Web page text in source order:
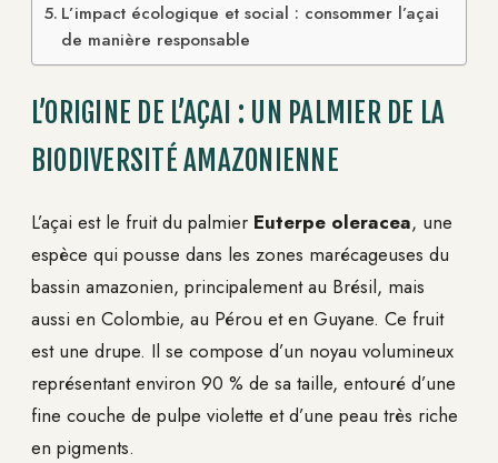
L’impact écologique et social : consommer l’açai
de manière responsable
L’ORIGINE DE L’AÇAI : UN PALMIER DE LA
BIODIVERSITÉ AMAZONIENNE
L’açai est le fruit du palmier Euterpe oleracea, une
espèce qui pousse dans les zones marécageuses du
bassin amazonien, principalement au Brésil, mais
aussi en Colombie, au Pérou et en Guyane. Ce fruit
est une drupe. Il se compose d’un noyau volumineux
représentant environ 90 % de sa taille, entouré d’une
fine couche de pulpe violette et d’une peau très riche
en pigments.